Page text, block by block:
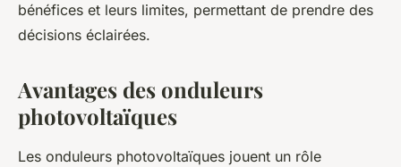
bénéfices et leurs limites, permettant de prendre des
décisions éclairées.
Avantages des onduleurs
photovoltaïques
Les onduleurs photovoltaïques jouent un rôle